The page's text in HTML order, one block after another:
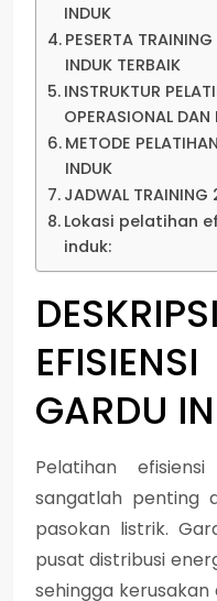
INDUK
PESERTA
INDUK TERBAIK
INSTRUKTUR
OPERASIONAL
METODE
INDUK
JADWAL TRAINING
Lokasi pelatihan
induk:
GARDU
Pelatihan
sangatlah penting
pasokan listrik.
pusat distribusi
sehingga